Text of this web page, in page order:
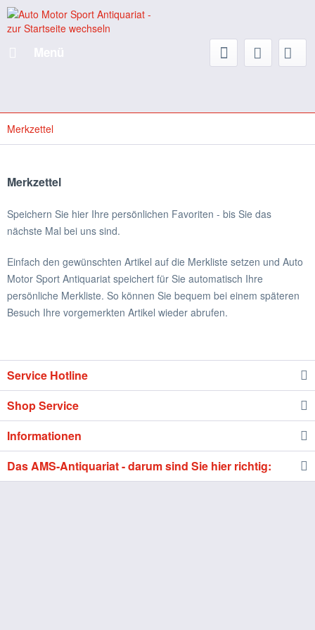
Merkzettel
Merkzettel
Speichern Sie hier Ihre persönlichen Favoriten - bis Sie das
nächste Mal bei uns sind.
Einfach den gewünschten Artikel auf die Merkliste setzen und Auto
Motor Sport Antiquariat speichert für Sie automatisch Ihre
persönliche Merkliste. So können Sie bequem bei einem späteren
Besuch Ihre vorgemerkten Artikel wieder abrufen.
Service Hotline
Shop Service
Informationen
Das AMS-Antiquariat - darum sind Sie hier richtig: